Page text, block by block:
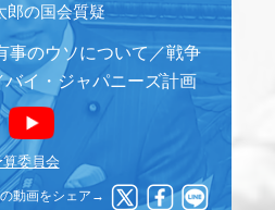
郎の国会質疑
のウソについて／戦争
イ・ジャパニーズ計画
委員会
動画をシェア→